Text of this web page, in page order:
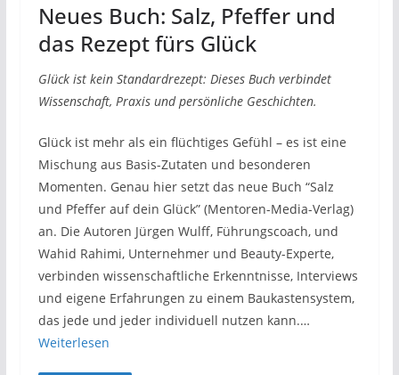
Neues Buch: Salz, Pfeffer und
das Rezept fürs Glück
Glück ist kein Standardrezept: Dieses Buch verbindet
Wissenschaft, Praxis und persönliche Geschichten.
Glück ist mehr als ein flüchtiges Gefühl – es ist eine
Mischung aus Basis-Zutaten und besonderen
Momenten. Genau hier setzt das neue Buch “Salz
und Pfeffer auf dein Glück” (Mentoren-Media-Verlag)
an. Die Autoren Jürgen Wulff, Führungscoach, und
Wahid Rahimi, Unternehmer und Beauty-Experte,
verbinden wissenschaftliche Erkenntnisse, Interviews
und eigene Erfahrungen zu einem Baukastensystem,
das jede und jeder individuell nutzen kann.…
Weiterlesen